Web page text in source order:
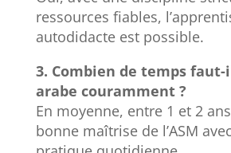
ressources fiables,
autodidacte est possible.
3. Combien de temps
arabe couramment ?
En moyenne, entre 1 et 2
bonne maîtrise de l’ASM